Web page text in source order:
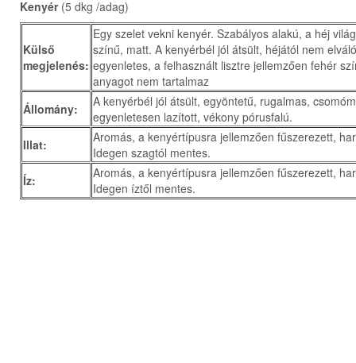
Kenyér (5 dkg /adag)
Külső
megjelenés:
Egy szelet vekni kenyér. Szabályos alakú, a héj
színű, matt. A kenyérbél jól átsült, héjától nem
egyenletes, a felhasznált lisztre jellemzően fehér
anyagot nem tartalmaz
Állomány:
A kenyérbél jól átsült, egyöntetű, rugalmas,
egyenletesen lazított, vékony pórusfalú.
Illat:
Aromás, a kenyértípusra jellemzően fűszerezett,
Idegen szagtól mentes.
Íz:
Aromás, a kenyértípusra jellemzően fűszerezett,
Idegen íztől mentes.